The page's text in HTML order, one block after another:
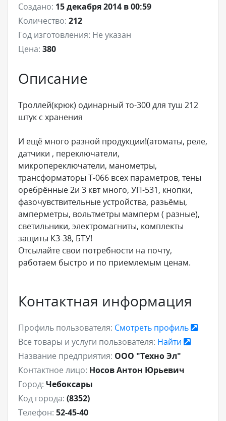
Создано: 15 декабря 2014 в 00:59
Количество: 212
Год изготовления: Не указан
Цена: 380
Описание
Троллей(крюк) одинарный то-300 для туш 212
штук с хранения
И ещё много разной продукции!(атоматы, реле,
датчики , переключатели,
микропереключатели, манометры,
трансформаторы Т-066 всех параметров, тены
оребрённые 2и 3 квт много, УП-531, кнопки,
фазочувствительные устройства, разьёмы,
амперметры, вольтметры мамперм ( разные),
светильники, электромагниты, комплекты
защиты КЗ-38, БТУ!
Отсылайте свои потребности на почту,
работаем быстро и по приемлемым ценам.
Контактная информация
Профиль пользователя: Смотреть профиль
Все товары и услуги пользователя: Найти
Название предприятия: ООО "Техно Эл"
Контактное лицо: Носов Антон Юрьевич
Город: Чебоксары
Код города: (8352)
Телефон: 52-45-40